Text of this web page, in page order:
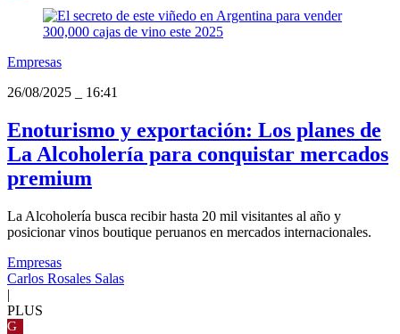
Empresas
26/08/2025
16:41
Enoturismo y exportación: Los planes de
La Alcoholería para conquistar mercados
premium
La Alcoholería busca recibir hasta 20 mil visitantes al año y
posicionar vinos boutique peruanos en mercados internacionales.
Empresas
Carlos Rosales Salas
|
PLUS
G